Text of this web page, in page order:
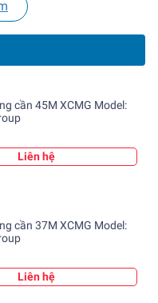
5
cần 45M XCMG Model:
Liên hệ
cần 37M XCMG Model:
Liên hệ